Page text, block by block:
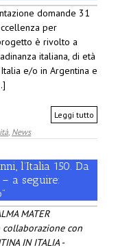
domande 31
per
è rivolto a
italiana, di età
e/o in Argentina e
Leggi tutto
, News
l’Italia 150. Da
a seguire:
MATER
collaborazione con
IN ITALIA -